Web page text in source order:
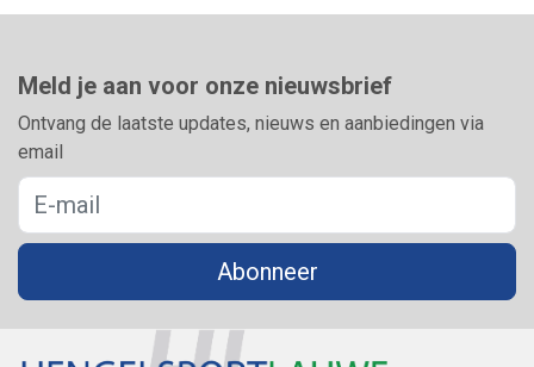
Meld je aan voor onze nieuwsbrief
Ontvang de laatste updates, nieuws en aanbiedingen via
email
Abonneer